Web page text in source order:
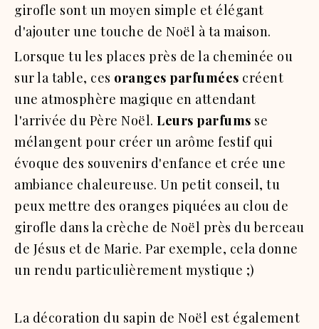
girofle sont un moyen simple et élégant
d'ajouter une touche de Noël à ta maison.
Lorsque tu les places près de la cheminée ou
sur la table, ces oranges parfumées créent
une atmosphère magique en attendant
l'arrivée du Père Noël. Leurs parfums se
mélangent pour créer un arôme festif qui
évoque des souvenirs d'enfance et crée une
ambiance chaleureuse. Un petit conseil, tu
peux mettre des oranges piquées au clou de
girofle dans la crèche de Noël près du berceau
de Jésus et de Marie. Par exemple, cela donne
un rendu particulièrement mystique ;)
La décoration du sapin de Noël est également